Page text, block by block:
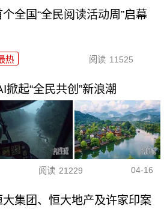
个全国“全民阅读活动周”启幕
热 阅读 11525
掀起“全民共创”新浪潮
阅读 21229 04-16
大集团、恒大地产及许家印案